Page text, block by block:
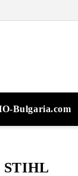
Bulgaria.com
STIHL